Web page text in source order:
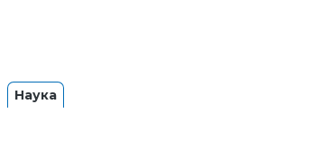
Наука